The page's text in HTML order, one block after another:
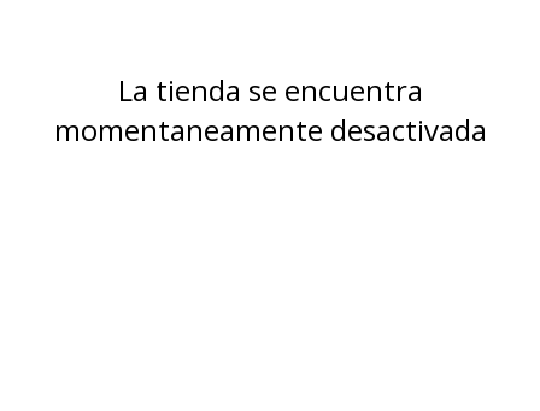
La tienda se encuentra
momentaneamente desactivada